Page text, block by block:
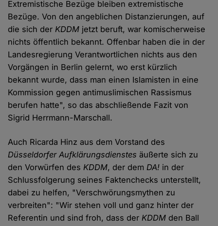
Extremistische Bezüge bleiben extremistische
Bezüge. Von den angeblichen Distanzierungen, auf
die sich derKDDM jetzt beruft, war komischerweise
nichts öffentlich bekannt. Offenbar haben die in der
Landesregierung Verantwortlichen nichts aus den
Vorgängen in Berlin gelernt, wo erst kürzlich
bekannt wurde, dass man einen Islamisten in eine
Kommission gegen antimuslimischen Rassismus
berufen hatte", so das abschließende Fazit von
Sigrid Herrmann-Marschall.
Auch Ricarda Hinz aus dem Vorstand des
Düsseldorfer Aufklärungsdienstes äußerte sich zu
den Vorwürfen desKDDM, der demDA! in der
Schlussfolgerung seines Faktenchecks unterstellt,
dabei zu helfen, "Verschwörungsmythen zu
verbreiten": "Wir stehen voll und ganz hinter der
Referentin und sind froh, dass derKDDM den Ball